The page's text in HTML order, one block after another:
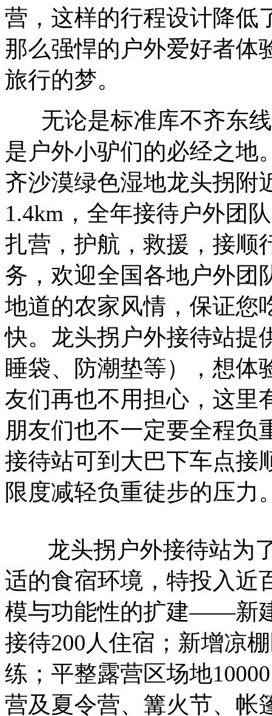
营，这样的行程设计降低
那么强悍的户外爱好者体
旅行的梦。
无论是标准库不齐东
是户外小驴们的必经之地
齐沙漠绿色湿地龙头拐附
1.4km，全年接待户外团
扎营，护航，救援，接顺
务，欢迎全国各地户外团
地道的农家风情，保证您
快。龙头拐户外接待站提
睡袋、防潮垫等），想体
友们再也不用担心，这里
朋友们也不一定要全程负
接待站可到大巴下车点接
限度减轻负重徒步的压力
龙头拐户外接待站为
适的食宿环境，特投入近
模与功能性的扩建——新
接待200人住宿；新增凉
练；平整露营区场地
营及夏令营、篝火节、帐